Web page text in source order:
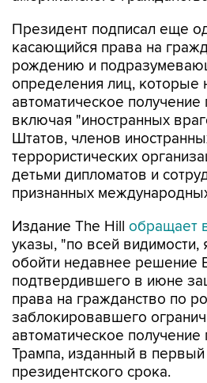
Президент подписал еще
касающийся права на
рождению и
определения лиц, которые
автоматическое получение
включая "иностранных
Штатов, членов
террористических
детьми дипломатов и
признанных
Издание The Hill обращает
указы, "по всей видимости,
обойти недавнее решение
подтвердившего в июне
права на гражданство по
заблокировавшего
автоматическое получение
Трампа, изданный в
президентского срока.